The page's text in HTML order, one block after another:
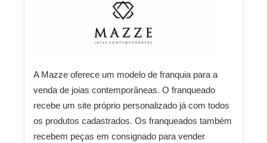
A Mazze oferece um modelo de franquia para a
venda de joias contemporâneas. O franqueado
recebe um site próprio personalizado já com todos
os produtos cadastrados. Os franqueados também
recebem peças em consignado para vender